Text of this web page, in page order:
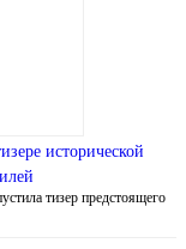
исторической
тизер предстоящего